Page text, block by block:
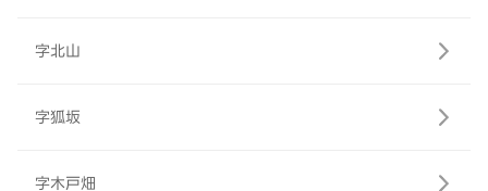
字北山
字狐坂
字木戸畑